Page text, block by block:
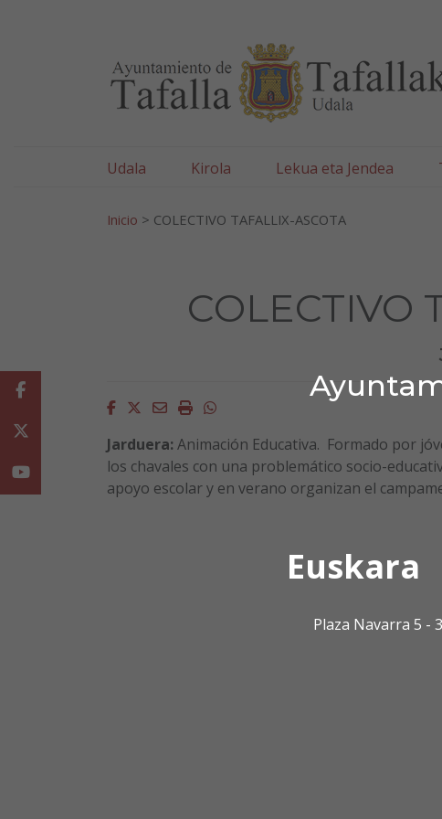
Euskara
Plaza Navarra 5 -
Udala Kirola Lekua eta Jendea
Inicio > COLECTIVO TAFALLIX-ASCOTA
COLECTIVO
Facebook
Twitter
EmailImprimirWhatsapp
Jarduera: Animación Educativa. Formado por
los chavales con una problemático socio-
apoyo escolar y en verano organizan el
Facebook
Youtube